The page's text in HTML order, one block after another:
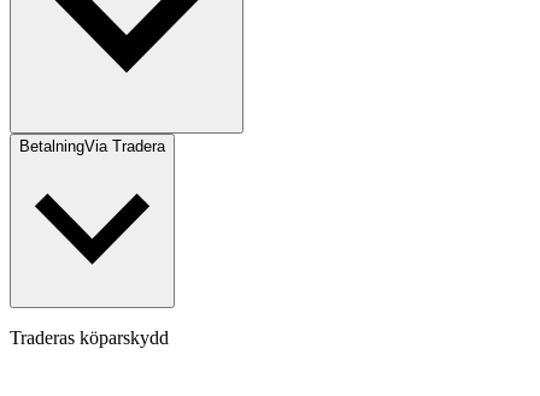
BetalningVia Tradera
Traderas köparskydd